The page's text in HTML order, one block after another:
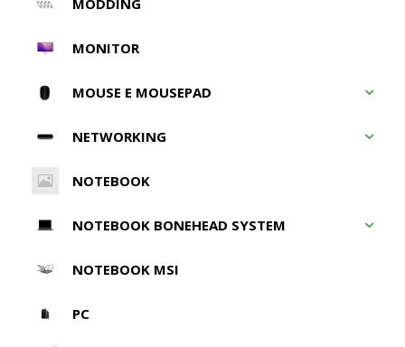
MONITOR
MOUSE E MOUSEPAD
NETWORKING
NOTEBOOK
NOTEBOOK BONEHEAD SYSTEM
NOTEBOOK MSI
PC